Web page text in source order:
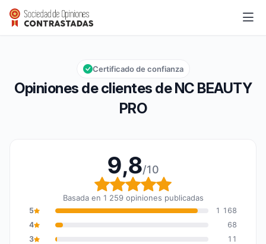
NC BEAUTY PRO
Calificación global: 9,8 de 10
9,8/10
Opiniones de clientes de NC BEAUTY
PRO
Certificado de confianza
9,8/10
Calificación global: 9,8
Basada en 1 259 opiniones publicadas
5
1 168
4
68
3
11